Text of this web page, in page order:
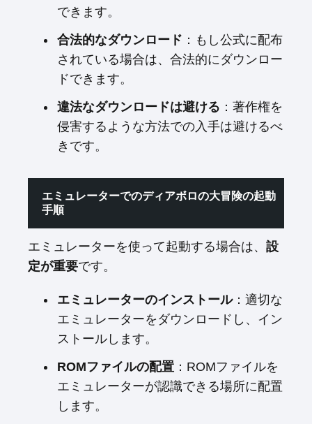
できます。
合法的なダウンロード ：もし公式に配布
されている場合は、合法的にダウンロー
ドできます。
違法なダウンロードは避ける ：著作権を
侵害するような方法での入手は避けるべ
きです。
エミュレーターでのディアボロの大冒険の起動
手順
エミュレーターを使って起動する場合は、 設
定が重要です。
エミュレーターのインストール：適切な
エミュレーターをダウンロードし、イン
ストールします。
ROMファイルの配置 ：ROMファイルを
エミュレーターが認識できる場所に配置
します。